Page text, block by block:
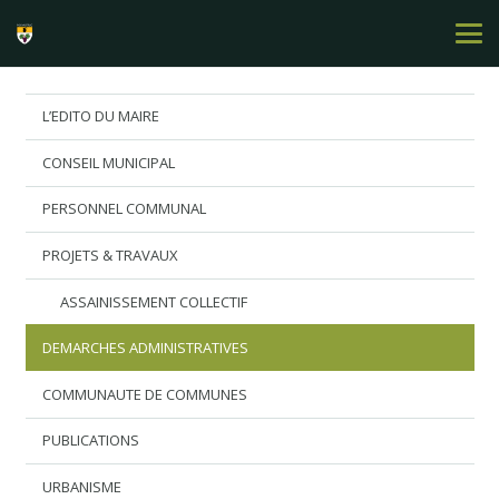
L’EDITO DU MAIRE
CONSEIL MUNICIPAL
PERSONNEL COMMUNAL
PROJETS & TRAVAUX
ASSAINISSEMENT COLLECTIF
DEMARCHES ADMINISTRATIVES
COMMUNAUTE DE COMMUNES
PUBLICATIONS
URBANISME